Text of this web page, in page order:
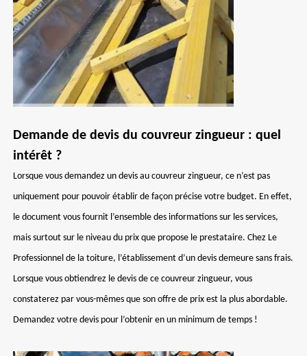
Demande de devis du couvreur zingueur : quel
intérêt ?
Lorsque vous demandez un devis au couvreur zingueur, ce n’est pas
uniquement pour pouvoir établir de façon précise votre budget. En effet,
le document vous fournit l’ensemble des informations sur les services,
mais surtout sur le niveau du prix que propose le prestataire. Chez Le
Professionnel de la toiture, l’établissement d’un devis demeure sans frais.
Lorsque vous obtiendrez le devis de ce couvreur zingueur, vous
constaterez par vous-mêmes que son offre de prix est la plus abordable.
Demandez votre devis pour l’obtenir en un minimum de temps !